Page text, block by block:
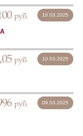
руб. 10.03.2025
руб. 10.03.2025
руб. 09.03.2025